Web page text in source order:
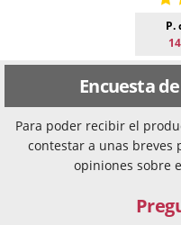
P.
Encuesta
Para poder recibir el
contestar a unas breves
opiniones sobre